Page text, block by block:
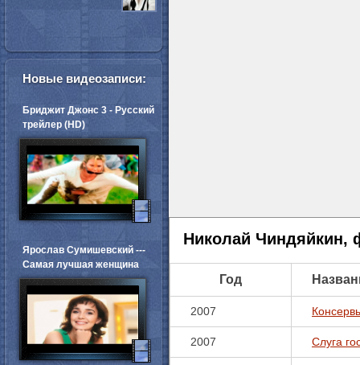
Николай Чиндяйкин,
Год
2007
2007 Слуга
Новые видеозаписи:
Бриджит Джонс 3 - Русский
трейлер (HD)
Ярослав Сумишевский ---
Самая лучшая женщина